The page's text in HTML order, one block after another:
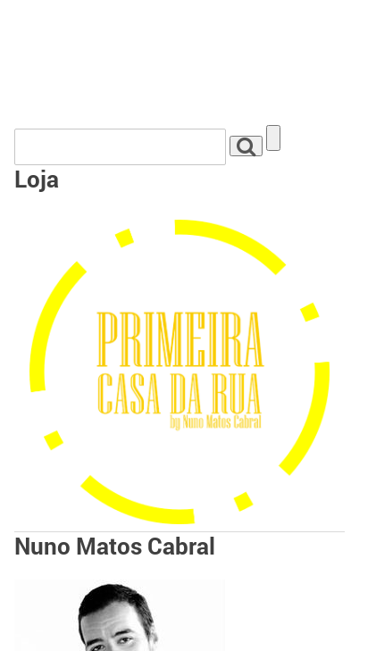
Loja
Nuno Matos Cabral